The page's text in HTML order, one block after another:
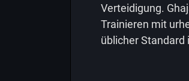
Verteidigung.
Trainieren mit
üblicher Standard